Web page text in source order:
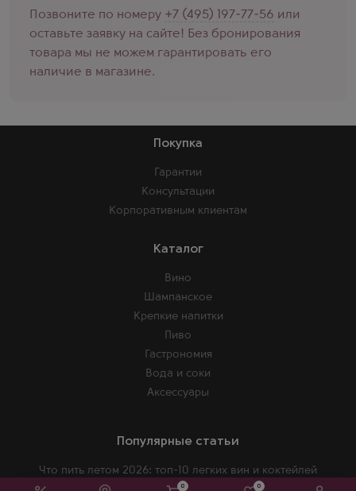
0 0
Позвоните по номеру +7 (495) 197-77-56 или
оставьте заявку на сайте! Без бронирования
товара мы не можем гарантировать его
наличие в магазине.
Покупка
Гарантии
Консультации
Корпоративным клиентам
Каталог
Вино
Шампанское
Крепкие напитки
Пиво
Гастрономия
Вода и соки
Аксессуары
Популярные статьи
Что пить летом 2026: топ-10 легких вин и коктейлей